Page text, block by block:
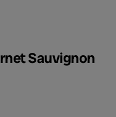
Sauvignon